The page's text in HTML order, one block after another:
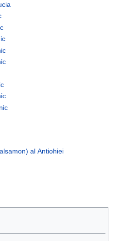
al Antiohiei